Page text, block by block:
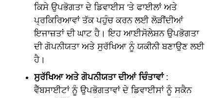
ਕਿਸੇ ਉਪਭੋਗਤਾ ਦੇ ਡਿਵਾਈਸ 'ਤੇ ਫਾਈਲਾਂ ਅਤੇ
ਪ੍ਰਕਿਰਿਆਵਾਂ ਤੱਕ ਪਹੁੰਚ ਕਰਨ ਲਈ ਲੋੜੀਂਦੀਆਂ
ਇਜਾਜ਼ਤਾਂ ਦੀ ਘਾਟ ਹੈ। ਇਹ ਆਈਸੋਲੇਸ਼ਨ ਉਪਭੋਗਤਾ
ਦੀ ਗੋਪਨੀਯਤਾ ਅਤੇ ਸੁਰੱਖਿਆ ਨੂੰ ਯਕੀਨੀ ਬਣਾਉਣ ਲਈ
ਹੈ।
ਸੁਰੱਖਿਆ ਅਤੇ ਗੋਪਨੀਯਤਾ ਦੀਆਂ ਚਿੰਤਾਵਾਂ:
ਵੈੱਬਸਾਈਟਾਂ ਨੂੰ ਉਪਭੋਗਤਾਵਾਂ ਦੇ ਡਿਵਾਈਸਾਂ ਨੂੰ ਸਕੈਨ